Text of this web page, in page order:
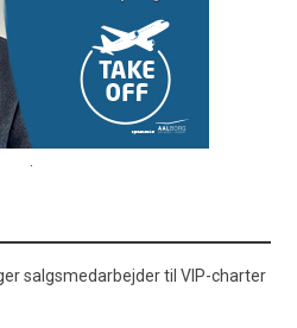
salgsmedarbejder til VIP-charter